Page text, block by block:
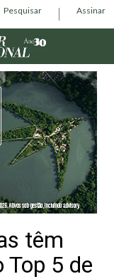
Pesquisar Assinar
têm
Top 5 de